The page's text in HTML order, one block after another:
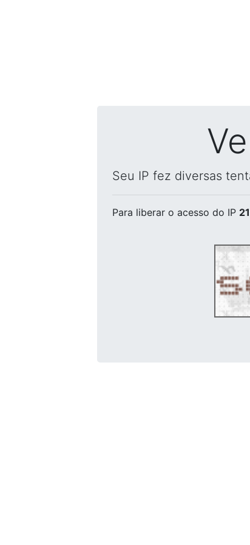
Seu IP fez diversas
Para liberar o acesso do IP